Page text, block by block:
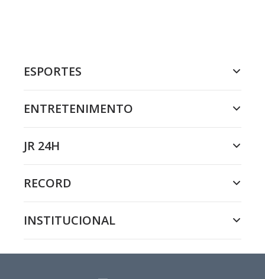
ESPORTES
ENTRETENIMENTO
JR 24H
RECORD
INSTITUCIONAL